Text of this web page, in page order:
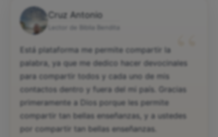
Cruz Antonio
“
Está plataforma me permite compartir la
palabra, ya que me dedico hacer devocinales
para compartir todos y cada uno de mis
contactos dentro y fuera del mi país. Gracias
primeramente a Dios porque les permite
compartir tan bellas enseñanzas, y a ustedes
por compartir tan bellas enseñanzas.